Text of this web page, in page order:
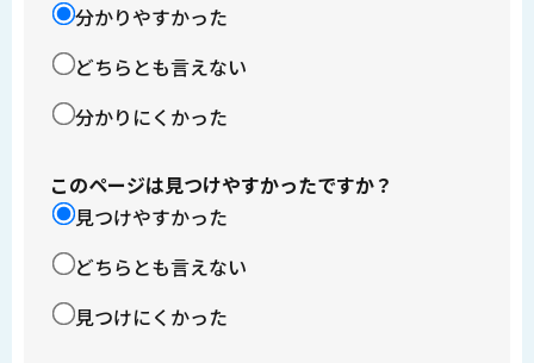
分かりやすかった
どちらとも言えない
分かりにくかった
このページは見つけやすかったですか？
見つけやすかった
どちらとも言えない
見つけにくかった